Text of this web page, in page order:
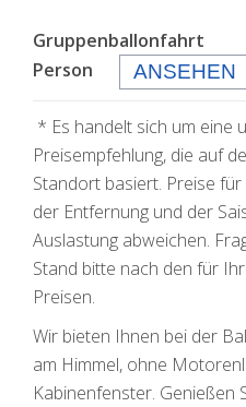
Person
ANSEHEN
* Es handelt sich um eine
Preisempfehlung, die auf
Standort basiert. Preise
der Entfernung und der
Auslastung abweichen.
Stand bitte nach den für
Preisen.
Wir bieten Ihnen bei der
am Himmel, ohne
Kabinenfenster. Genießen